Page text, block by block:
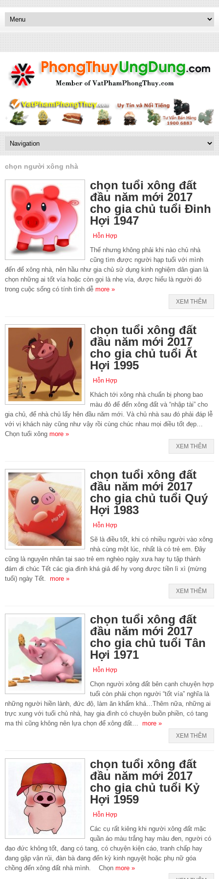
chọn người xông nhà
chọn tuổi xông đất
đầu năm mới 2017
cho gia chủ tuổi Đinh
Hợi 1947
Hỗn Hợp
Thế nhưng không phải khi nào chủ nhà
cũng tìm được người hạp tuổi với mình
đến để xông nhà, nên hầu như gia chủ sử dụng kinh nghiệm dân gian là
chọn những ai tốt vía hoặc còn gọi là nhẹ vía, được hiểu là người đó
trong cuộc sống có tính tình dễ more »
XEM THÊM
chọn tuổi xông đất
đầu năm mới 2017
cho gia chủ tuổi Ất
Hợi 1995
Hỗn Hợp
Khách tới xông nhà chuẩn bị phong bao
màu đỏ để đến xông đất và “nhập tài” cho
gia chủ, để nhà chủ lấy hên đầu năm mới. Và chủ nhà sau đó phải đáp lễ
với vị khách này cũng như vậy rồi cùng chúc nhau mọi điều tốt đẹp…
Chọn tuổi xông more »
XEM THÊM
chọn tuổi xông đất
đầu năm mới 2017
cho gia chủ tuổi Quý
Hợi 1983
Hỗn Hợp
Sẽ là điều tốt, khi có nhiều người vào xông
nhà cùng một lúc, nhất là có trẻ em. Đây
cũng là nguyên nhân tại sao trẻ em nghèo ngày xưa hay tụ tập thành
đám đi chúc Tết các gia đình khá giả để hy vọng được tiền lì xì (mừng
tuổi) ngày Tết. more »
XEM THÊM
chọn tuổi xông đất
đầu năm mới 2017
cho gia chủ tuổi Tân
Hợi 1971
Hỗn Hợp
Chọn người xông đất bên cạnh chuyện hợp
tuổi còn phải chọn người “tốt vía” nghĩa là
những người hiền lành, đức độ, làm ăn khấm khá…Thêm nữa, những ai
trực xung với tuổi chủ nhà, hay gia đình có chuyện buồn phiền, có tang
ma thì cũng không nên lựa chọn để xông đất… more »
XEM THÊM
chọn tuổi xông đất
đầu năm mới 2017
cho gia chủ tuổi Kỷ
Hợi 1959
Hỗn Hợp
Các cụ rất kiêng khi người xông đất mặc
quần áo màu trắng hay màu đen, người có
đạo đức không tốt, đang có tang, có chuyện kiện cáo, tranh chấp hay
đang gặp vận rủi, đàn bà đang đến kỳ kinh nguyệt hoặc phụ nữ góa
chồng đến xông đất nhà mình. Chọn more »